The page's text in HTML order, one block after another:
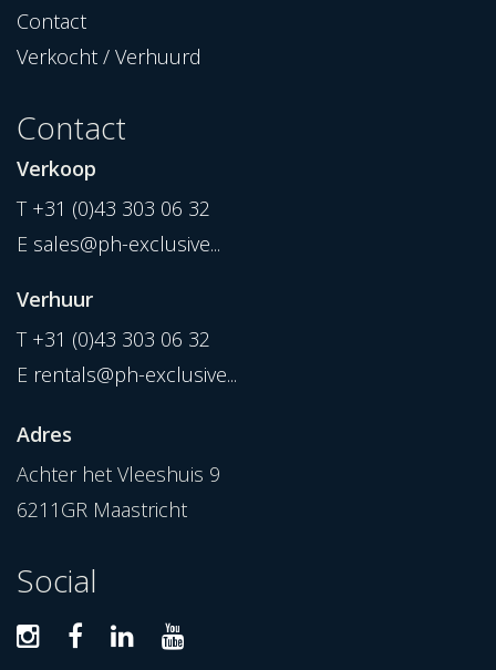
Contact
Verkocht / Verhuurd
Contact
Verkoop
T +31 (0)43 303 06 32
E sales@ph-exclusive...
Verhuur
T +31 (0)43 303 06 32
E rentals@ph-exclusive...
Adres
Achter het Vleeshuis 9
6211GR Maastricht
Social